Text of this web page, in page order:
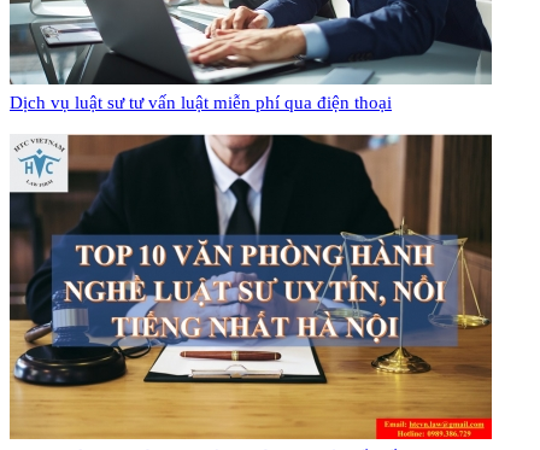
Dịch vụ luật sư tư vấn luật miễn phí qua điện thoại